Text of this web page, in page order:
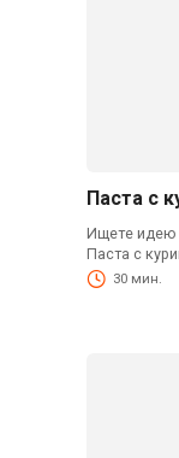
Паста с
Ищете идею
Паста с
30 мин.